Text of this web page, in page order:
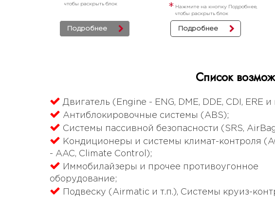
чтобы раскрыть блок
Подробнее
* Нажмите на кнопку Подробнее,
чтобы раскрыть блок
Подробнее
Список
Двигатель (Engine - ENG, DME, DDE, CDI, ERE и
Антиблокировочные системы (ABS);
Системы пассивной безопасности (SRS,
Кондиционеры и системы климат-контроля
- AAC, Climate Control);
Иммобилайзеры и прочее противоугонное
оборудование;
Подвеску (Airmatic и т.п.), Системы круиз-